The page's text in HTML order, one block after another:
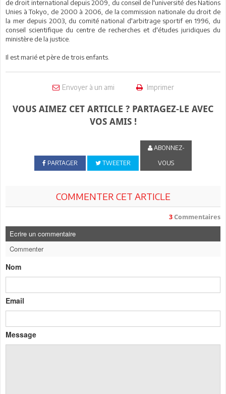
de droit international depuis 2009, du conseil de l'université des Nations
Unies à Tokyo, de 2000 à 2006, de la commission nationale du droit de
la mer depuis 2003, du comité national d'arbitrage sportif en 1996, du
conseil scientifique du centre de recherches et d'études juridiques du
ministère de la justice.
Il est marié et père de trois enfants.
Envoyer à un ami Imprimer
VOUS AIMEZ CET ARTICLE ? PARTAGEZ-LE AVEC
VOS AMIS !
PARTAGER TWEETER
ABONNEZ-
VOUS
COMMENTER CET ARTICLE
3 Commentaires
Ecrire un commentaire
Commenter
Nom
Email
Message